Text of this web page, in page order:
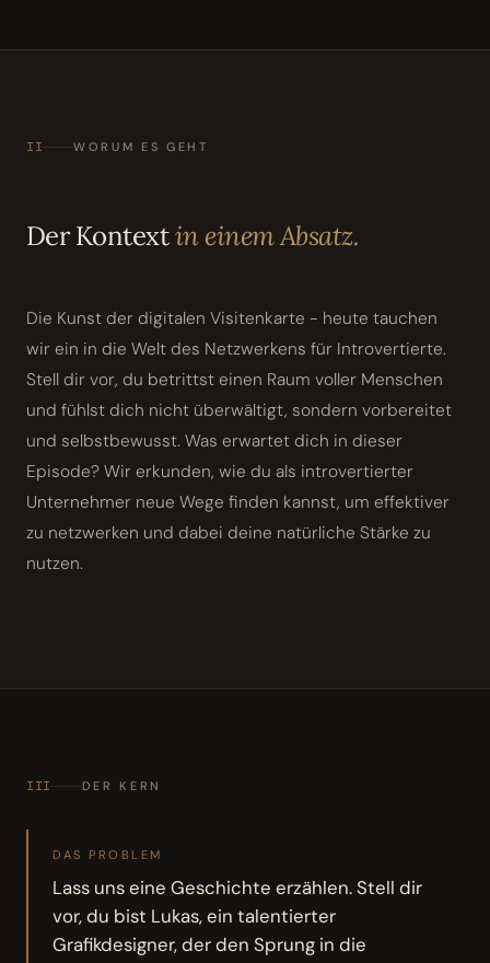
II WORUM ES GEHT
Der Kontextin einem Absatz.
Die Kunst der digitalen Visitenkarte - heute tauchen
wir ein in die Welt des Netzwerkens für Introvertierte.
Stell dir vor, du betrittst einen Raum voller Menschen
und fühlst dich nicht überwältigt, sondern vorbereitet
und selbstbewusst. Was erwartet dich in dieser
Episode? Wir erkunden, wie du als introvertierter
Unternehmer neue Wege finden kannst, um effektiver
zu netzwerken und dabei deine natürliche Stärke zu
nutzen.
III DER KERN
DAS PROBLEM
Lass uns eine Geschichte erzählen. Stell dir
vor, du bist Lukas, ein talentierter
Grafikdesigner, der den Sprung in die